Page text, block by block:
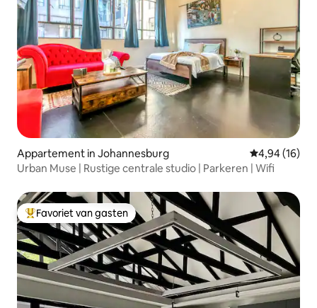
Appartement in Johannesburg Gemiddelde
4,94 (16)
Urban Muse | Rustige centrale studio | Parkeren | Wifi
Topfavoriet van gasten
Favoriet van gasten